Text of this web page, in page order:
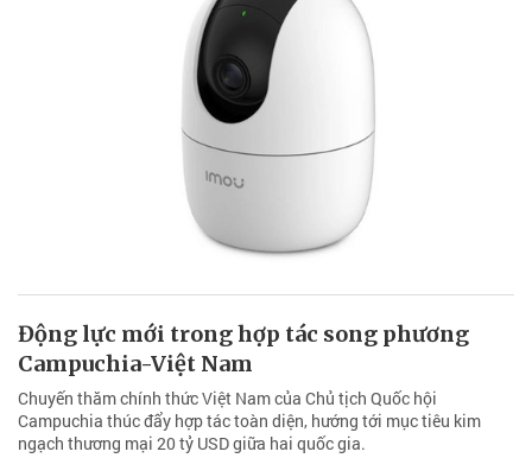
Động lực mới trong hợp tác song phương
Campuchia-Việt Nam
Chuyến thăm chính thức Việt Nam của Chủ tịch Quốc hội
Campuchia thúc đẩy hợp tác toàn diện, hướng tới mục tiêu kim
ngạch thương mại 20 tỷ USD giữa hai quốc gia.